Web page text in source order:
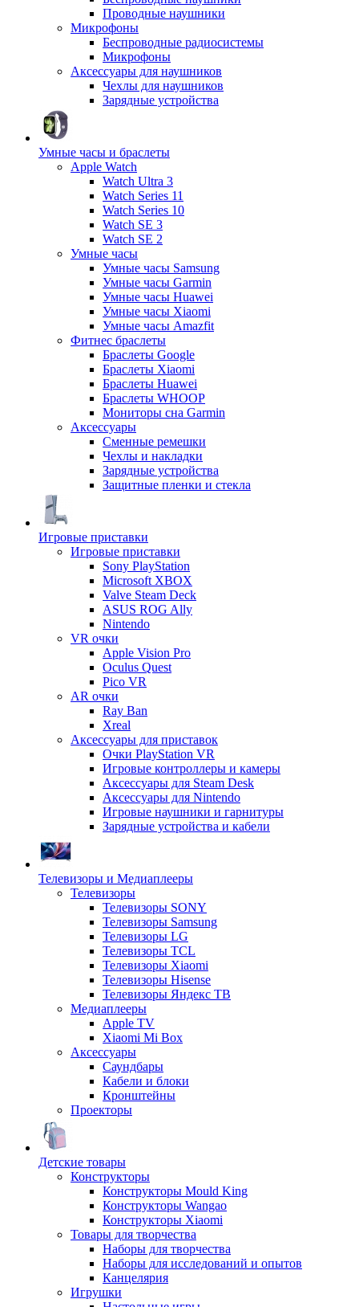
Проводные наушники
Микрофоны
Беспроводные радиосистемы
Микрофоны
Аксессуары для наушников
Чехлы для наушников
Зарядные устройства
Умные часы и браслеты
Apple Watch
Watch Ultra 3
Watch Series 11
Watch Series 10
Watch SE 3
Watch SE 2
Умные часы
Умные часы Samsung
Умные часы Garmin
Умные часы Huawei
Умные часы Xiaomi
Умные часы Amazfit
Фитнес браслеты
Браслеты Google
Браслеты Xiaomi
Браслеты Huawei
Браслеты WHOOP
Мониторы сна Garmin
Аксессуары
Сменные ремешки
Чехлы и накладки
Зарядные устройства
Защитные пленки и стекла
Игровые приставки
Игровые приставки
Sony PlayStation
Microsoft XBOX
Valve Steam Deck
ASUS ROG Ally
Nintendo
VR очки
Apple Vision Pro
Oculus Quest
Pico VR
AR очки
Ray Ban
Xreal
Аксессуары для приставок
Очки PlayStation VR
Игровые контроллеры и камеры
Аксессуары для Steam Desk
Аксессуары для Nintendo
Игровые наушники и гарнитуры
Зарядные устройства и кабели
Телевизоры и Медиаплееры
Телевизоры
Телевизоры SONY
Телевизоры Samsung
Телевизоры LG
Телевизоры TCL
Телевизоры Xiaomi
Телевизоры Hisense
Телевизоры Яндекс ТВ
Медиаплееры
Apple TV
Xiaomi Mi Box
Аксессуары
Саундбары
Кабели и блоки
Кронштейны
Проекторы
Детские товары
Конструкторы
Конструкторы Mould King
Конструкторы Wangao
Конструкторы Xiaomi
Товары для творчества
Наборы для творчества
Наборы для исследований и опытов
Канцелярия
Игрушки